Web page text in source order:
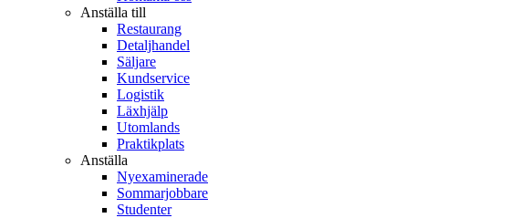
Anställa till
Restaurang
Detaljhandel
Säljare
Kundservice
Logistik
Läxhjälp
Utomlands
Praktikplats
Anställa
Nyexaminerade
Sommarjobbare
Studenter